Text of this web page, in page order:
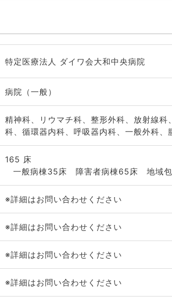
特定医療法人 ダイワ会大和中央病院
病院（一般）
精神科、リウマチ科、整形外科、放射線
科、循環器内科、呼吸器内科、一般外科、
165 床
一般病棟35床 障害者病棟65床 地域
※詳細はお問い合わせください
※詳細はお問い合わせください
※詳細はお問い合わせください
※詳細はお問い合わせください